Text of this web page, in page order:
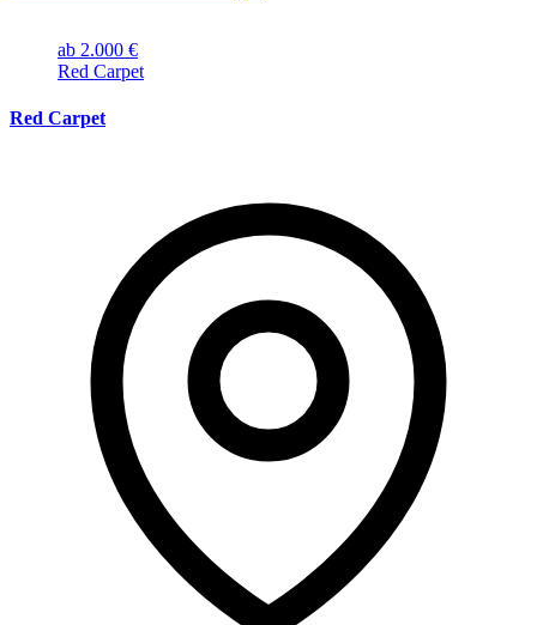
ab 2.000 €
Red Carpet
Red Carpet